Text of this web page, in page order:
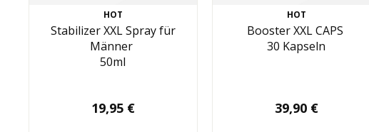
HOT
Stabilizer XXL Spray für
Männer
50ml
19,95 €
HOT
Booster XXL CAPS
30 Kapseln
39,90 €